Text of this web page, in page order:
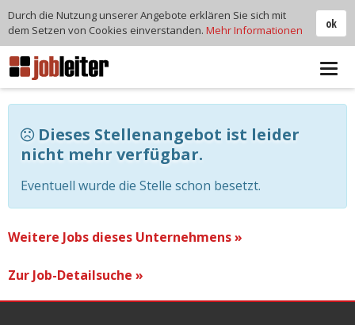
Dieses Stellenangebot ist leider
nicht mehr verfügbar.
Eventuell wurde die Stelle schon besetzt.
Weitere Jobs dieses Unternehmens »
Zur Job-Detailsuche »
ok
Durch die Nutzung unserer Angebote erklären Sie sich mit
dem Setzen von Cookies einverstanden. Mehr Informationen